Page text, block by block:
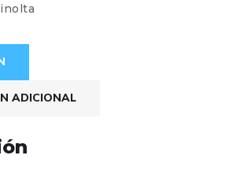
ADICIONAL